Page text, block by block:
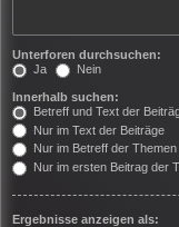
Unterforen durchsuchen:
Ja
Nein
Innerhalb suchen:
Betreff und Text der
Nur im Text der Beiträge
Nur im Betreff der Themen
Nur im ersten Beitrag der
Ergebnisse anzeigen als: